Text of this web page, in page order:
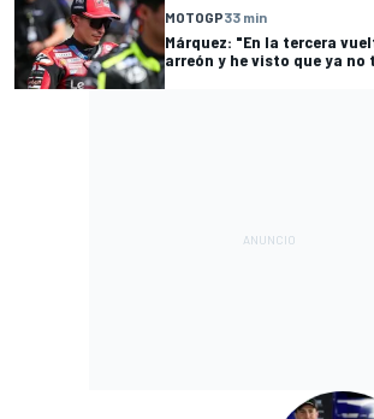
MOTOGP33 min
Márquez: "En la tercera
arreón y he visto que ya